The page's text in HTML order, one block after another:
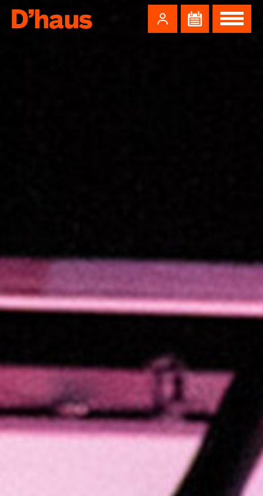
Zum Hauptinhalt springen Zum Footer springen